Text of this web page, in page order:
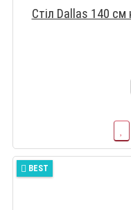
Стіл Dallas 140 см
BEST